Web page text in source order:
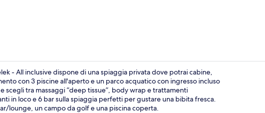
Spiaggia privata,
- All inclusive dispone di una spiaggia privata dove potrai cabine,
con 3 piscine all'aperto e un parco acquatico con ingresso incluso
scegli tra massaggi “deep tissue”, body wrap e trattamenti
in loco e 6 bar sulla spiaggia perfetti per gustare una bibita fresca.
lounge, un campo da golf e una piscina coperta.